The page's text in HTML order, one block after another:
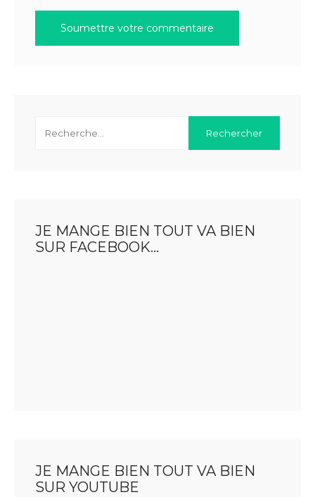
JE MANGE BIEN TOUT VA BIEN
SUR FACEBOOK…
JE MANGE BIEN TOUT VA BIEN
SUR YOUTUBE